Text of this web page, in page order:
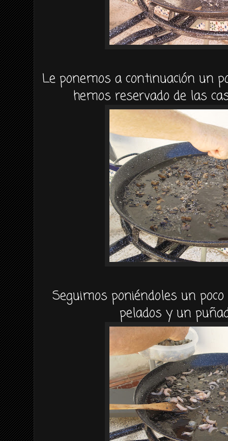
Le ponemos a continuación un
hemos reservado de las
Seguimos poniéndoles un
pelados y un